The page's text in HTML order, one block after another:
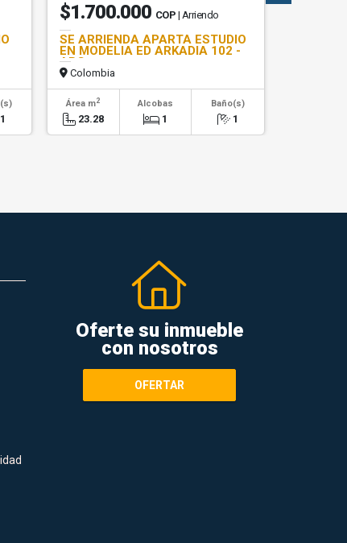
1
$1.700.000 COP | Arriendo
SE ARRIENDA APARTA ESTUDIO
EN MODELIA ED ARKADIA 102 -
ARG
Colombia
Área m2
23.28
Alcobas
1
Baño(s)
1
Oferte su inmueble
con nosotros
OFERTAR